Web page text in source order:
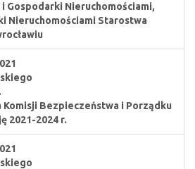
Gospodarki Nieruchomościami,
Nieruchomościami Starostwa
Komisji Bezpieczeństwa i Porządku
2021-2024 r.